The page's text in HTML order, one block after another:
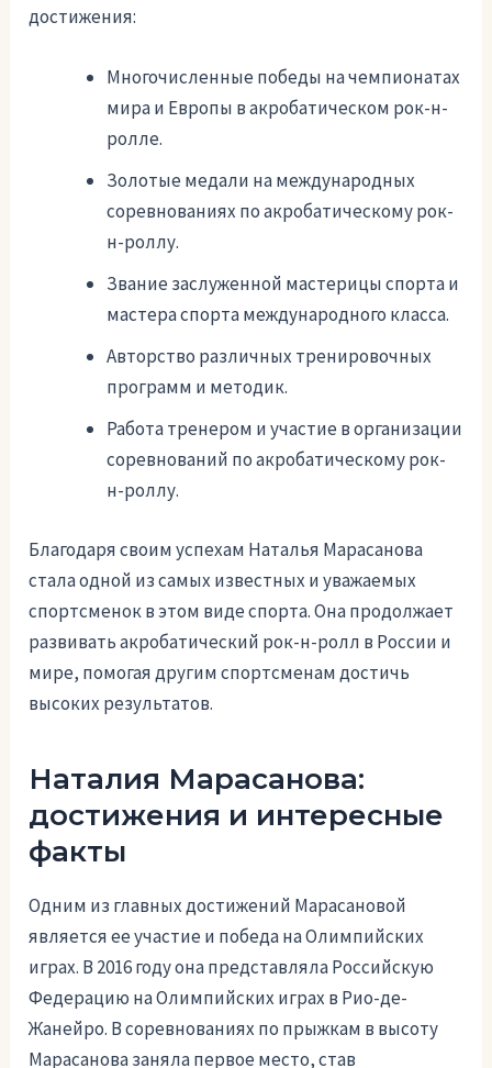
достижения:
Многочисленные победы на чемпионатах
мира и Европы в акробатическом рок-н-
ролле.
Золотые медали на международных
соревнованиях по акробатическому рок-
н-роллу.
Звание заслуженной мастерицы спорта и
мастера спорта международного класса.
Авторство различных тренировочных
программ и методик.
Работа тренером и участие в организации
соревнований по акробатическому рок-
н-роллу.
Благодаря своим успехам Наталья Марасанова
стала одной из самых известных и уважаемых
спортсменок в этом виде спорта. Она продолжает
развивать акробатический рок-н-ролл в России и
мире, помогая другим спортсменам достичь
высоких результатов.
Наталия Марасанова:
достижения и интересные
факты
Одним из главных достижений Марасановой
является ее участие и победа на Олимпийских
играх. В 2016 году она представляла Российскую
Федерацию на Олимпийских играх в Рио-де-
Жанейро. В соревнованиях по прыжкам в высоту
Марасанова заняла первое место, став